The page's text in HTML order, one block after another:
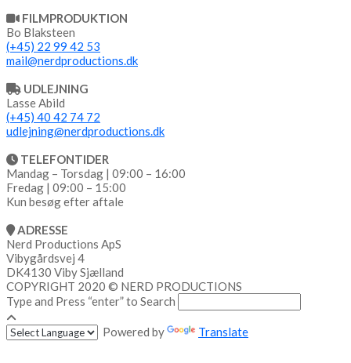
FILMPRODUKTION
Bo Blaksteen
(+45) 22 99 42 53
mail@nerdproductions.dk
UDLEJNING
Lasse Abild
(+45) 40 42 74 72
udlejning@nerdproductions.dk
TELEFONTIDER
Mandag – Torsdag | 09:00 – 16:00
Fredag | 09:00 – 15:00
Kun besøg efter aftale
ADRESSE
Nerd Productions ApS
Vibygårdsvej 4
DK4130 Viby Sjælland
COPYRIGHT 2020 © NERD PRODUCTIONS
Type and Press “enter” to Search
Powered by Translate